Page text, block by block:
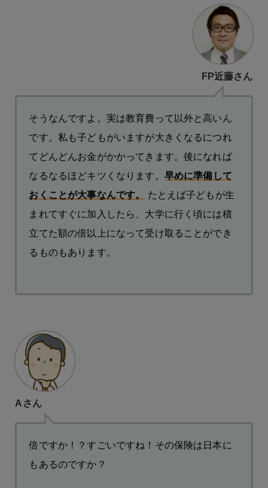
FP近藤さん
そうなんですよ。実は教育費って以外と高いん
です。私も子どもがいますが大きくなるにつれ
てどんどんお金がかかってきます。後になれば
なるなるほどキツくなります。 早めに準備して
おくことが大事なんです。
たとえば子どもが生
まれてすぐに加入したら、大学に行く頃には積
立てた額の倍以上になって受け取ることができ
るものもあります。
Aさん
倍ですか！？すごいですね！その保険は日本に
もあるのですか？